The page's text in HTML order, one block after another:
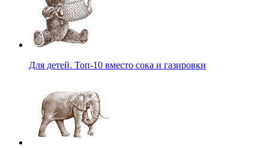
Для детей. Топ-10 вместо сока и газировки